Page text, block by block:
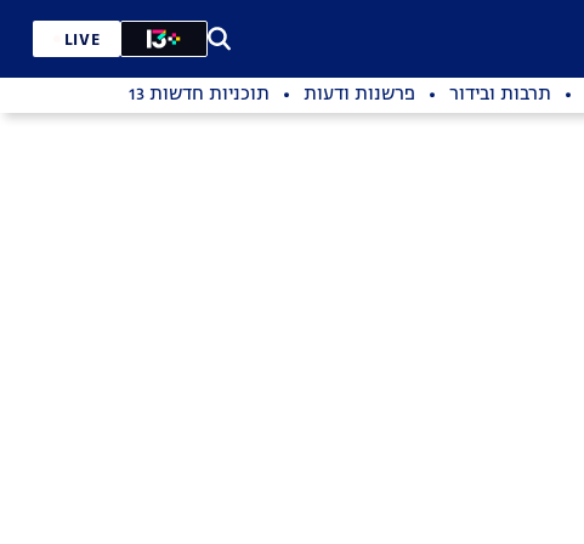
LIVE
תרבות ובידור פרשנות ודעות תוכניות חדשות 13